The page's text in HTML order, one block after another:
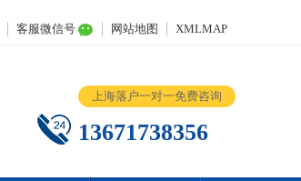
客服微信号 网站地图 XMLMAP
上海落户一对一免费咨询
13671738356